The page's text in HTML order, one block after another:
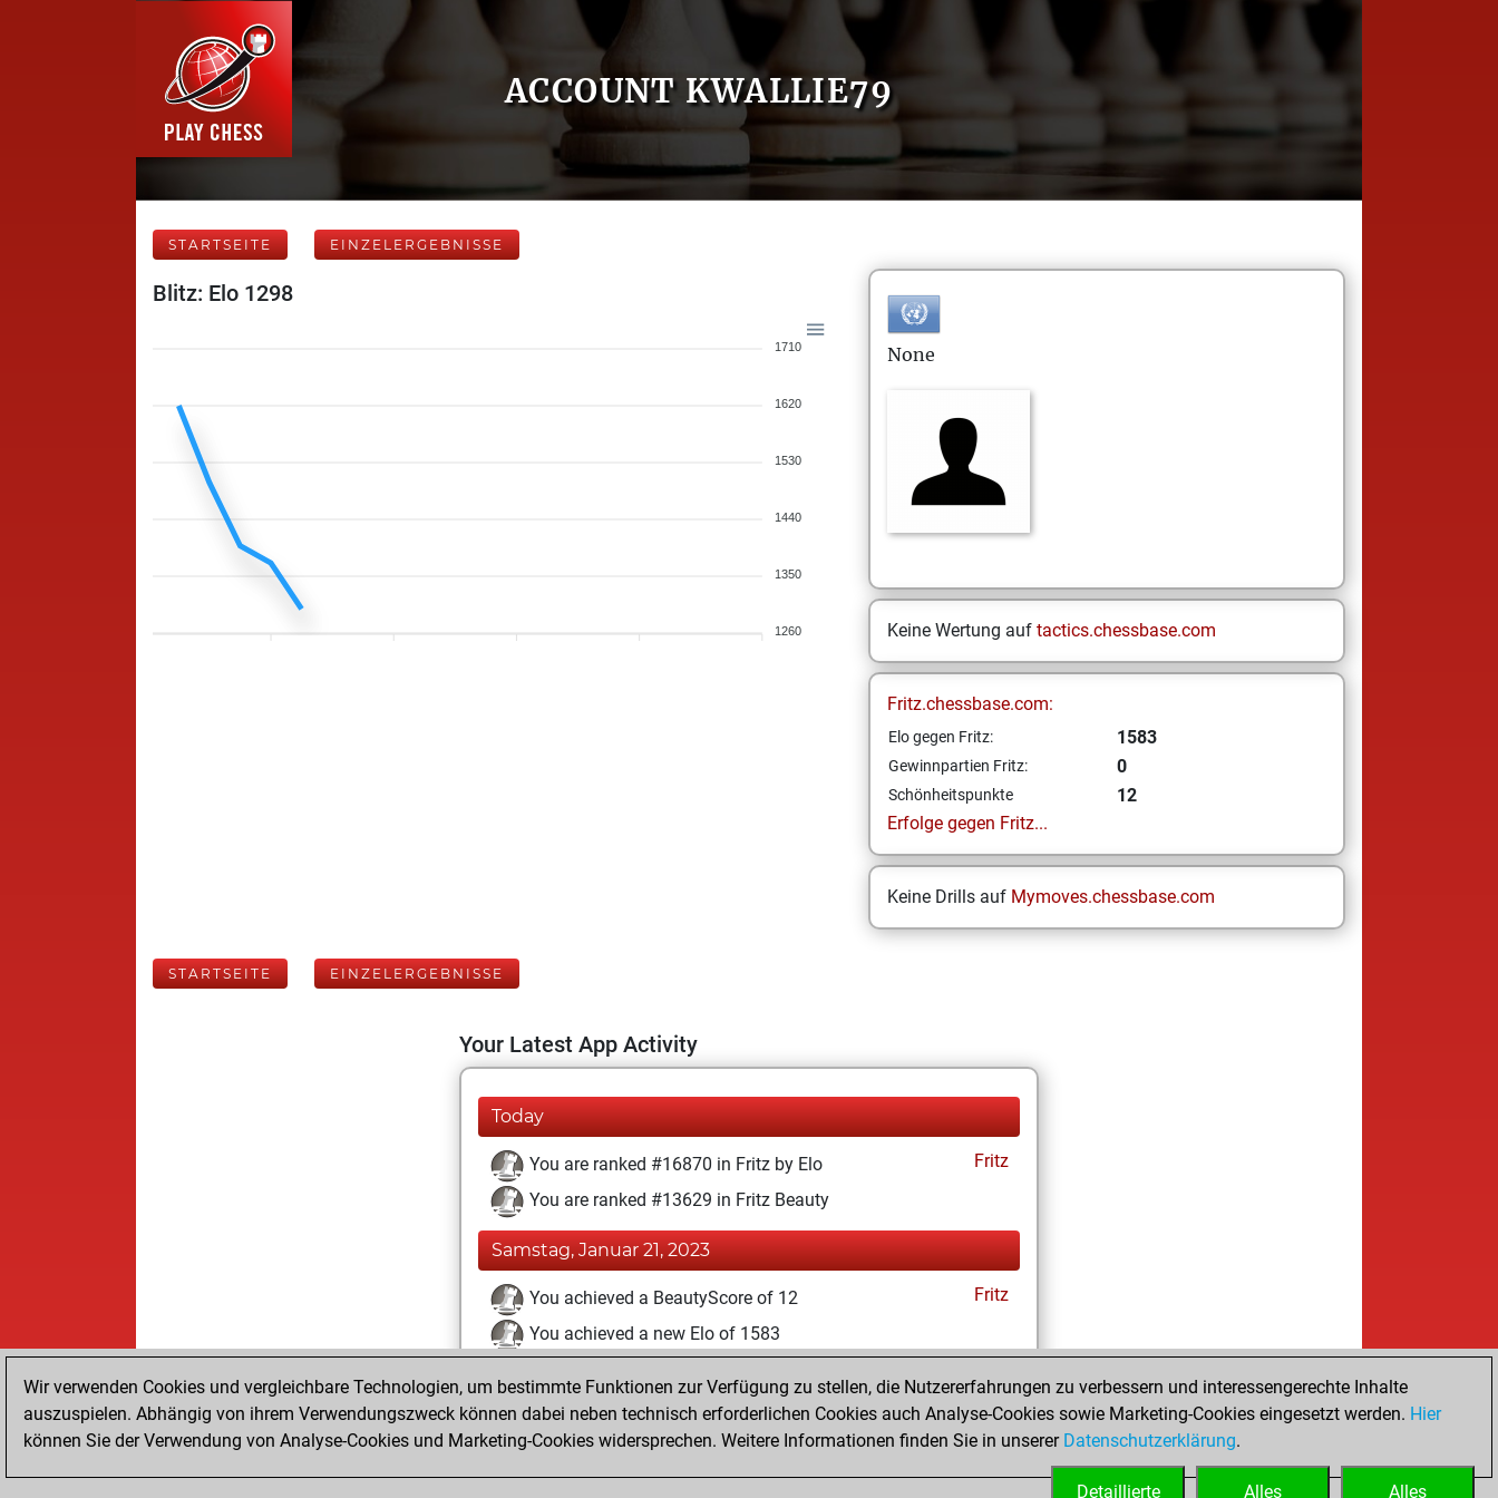
ACCOUNT KWALLIE79
STARTSEITE EINZELERGEBNISSE
Blitz: Elo 1298
1710
1620
1530
1440
1350
1260
None
Keine Wertung auf tactics.chessbase.com
Fritz.chessbase.com:
Elo gegen Fritz: 1583
Gewinnpartien Fritz: 0
Schönheitspunkte
12
Erfolge gegen Fritz...
Keine Drills auf Mymoves.chessbase.com
STARTSEITE EINZELERGEBNISSE
Your Latest App Activity
Today
You are ranked #16870 in Fritz by Elo
Fritz
You are ranked #13629 in Fritz Beauty
Samstag, Januar 21, 2023
You achieved a BeautyScore of 12
Fritz
You achieved a new Elo of 1583
You played 4 blitz games
Play
You scored +0 =0 -4 in blitz
Wir verwenden Cookies und vergleichbare Technologien, um bestimmte Funktionen zur Verfügung zu stellen, die Nutzererfahrungen zu verbessern und interessengerechte Inhalte
auszuspielen. Abhängig von ihrem Verwendungszweck können dabei neben technisch erforderlichen Cookies auch Analyse-Cookies sowie Marketing-Cookies eingesetzt werden. Hier
können Sie der Verwendung von Analyse-Cookies und Marketing-Cookies widersprechen. Weitere Informationen finden Sie in unserer Datenschutzerklärung.
Alles
Alles
Detaillierte